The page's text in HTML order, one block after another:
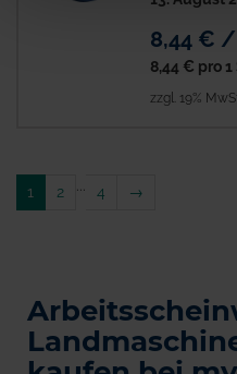
8,44 €
8,44 € pro
zzgl. 19%
1 2 ... 4 Weiter
→